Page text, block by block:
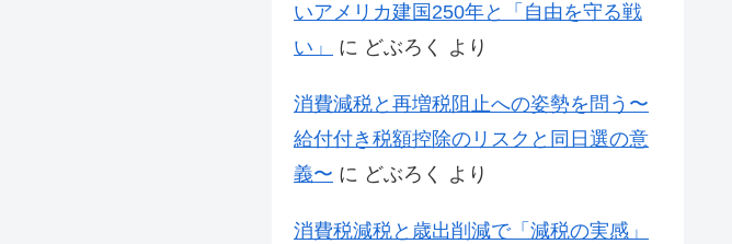
いアメリカ建国250年と「自由を守る戦
い」
に どぶろく より
消費減税と再増税阻止への姿勢を問う〜
給付付き税額控除のリスクと同日選の意
義〜 に どぶろく より
消費税減税と歳出削減で「減税の実感」